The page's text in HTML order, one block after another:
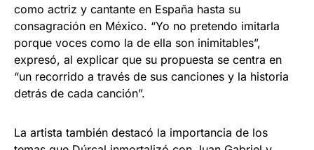
como actriz y cantante en España hasta su
consagración en México. “Yo no pretendo imitarla
porque voces como la de ella son inimitables”,
expresó, al explicar que su propuesta se centra en
“un recorrido a través de sus canciones y la historia
detrás de cada canción”.
La artista también destacó la importancia de los